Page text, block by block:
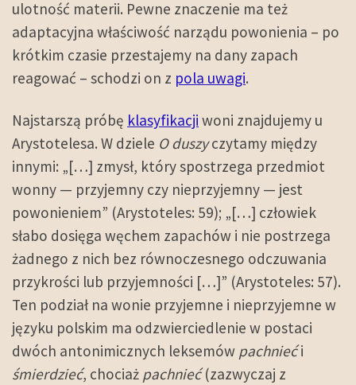
ulotność materii. Pewne znaczenie ma też
adaptacyjna właściwość narządu powonienia – po
krótkim czasie przestajemy na dany zapach
reagować – schodzi on z pola uwagi.
Najstarszą próbę klasyfikacji woni znajdujemy u
Arystotelesa. W dziele O duszyczytamy między
innymi: „[…] zmysł, który spostrzega przedmiot
wonny — przyjemny czy nieprzyjemny — jest
powonieniem” (Arystoteles: 59); „[…] człowiek
słabo dosięga węchem zapachów i nie postrzega
żadnego z nich bez równoczesnego odczuwania
przykrości lub przyjemności […]” (Arystoteles: 57).
Ten podział na wonie przyjemne i nieprzyjemne w
języku polskim ma odzwierciedlenie w postaci
dwóch antonimicznych leksemów pachnieći
śmierdzieć, chociaż pachnieć(zazwyczaj z